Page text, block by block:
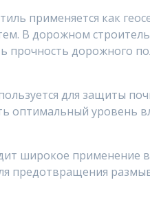
применяется как
В дорожном
прочность дорожного
для защиты
оптимальный уровень
широкое применение
предотвращения